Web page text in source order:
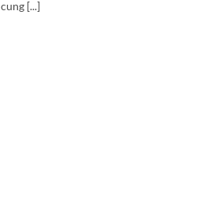
cung [...]